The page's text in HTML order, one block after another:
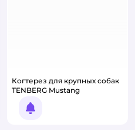
Когтерез для крупных собак
TENBERG Mustang
Уведомить о появлении